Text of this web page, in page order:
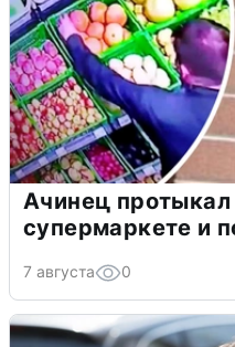
Ачинец
супермаркете и
7 августа 0